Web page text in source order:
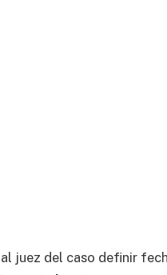
juez del caso definir